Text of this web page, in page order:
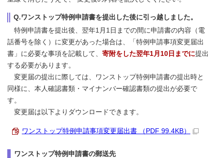
Q.ワンストップ特例申請書を提出した後に引っ越しました。
特例申請書を提出後、翌年1月1日までの間に申請書の内容（電
話番号を除く）に変更があった場合は、「特例申請事項変更届出
書」に必要な事項を記載して、 寄附をした翌年1月10日までに提出
する必要があります。
変更届の提出に際しては、ワンストップ特例申請書の提出時と
同様に、本人確認書類・マイナンバー確認書類の提出が必要で
す。
変更届は以下よりダウンロードできます。
ワンストップ特例申請事項変更届出書 （PDF 99.4KB）
ワンストップ特例申請書の郵送先